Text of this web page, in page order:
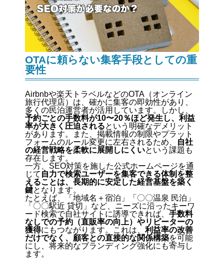
OTAに頼らない集客手段としての重
要性
Airbnbや楽天トラベルなどのOTA（オンライン
旅行代理店）は、確かに集客の即効性があり、
多くの民泊運営者が活用しています。しかし、
予約ごとの手数料が10〜20％ほど発生し、利益
率が大きく圧迫されるという明確なデメリット
があります。また、掲載情報の制限やプラット
フォームのルール変更に左右されるため、
自社
の経営戦略を柔軟に展開しにくいという課題も
存在します。
一方、SEO対策を施した公式ホームページを通
じて 自力で検索ユーザーを集客できる体制を整
えることは、長期的に安定した経営基盤を築く
鍵となります。
たとえば、「地域名＋宿泊」「〇〇温泉 民泊」
「〇〇駅近 貸切」など、ニーズに沿ったキーワ
ード検索で自社サイトに誘導できれば、 手数料
なしでの予約（直販率の向上）やリピーターの
獲得にもつながります。これは、 利益率の改善
だけでなく、顧客との直接的な関係構築を可能
にし、将来的なブランディング強化にも寄与し
ます。